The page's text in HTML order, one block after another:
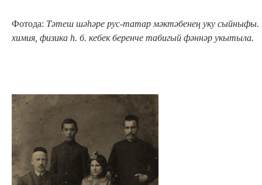
Фотода: Тәтеш шәһәре рус-татар мәктәбенең уку сыйныфы.
химия, физика һ. б. кебек беренче табигый фәннәр укытыла.